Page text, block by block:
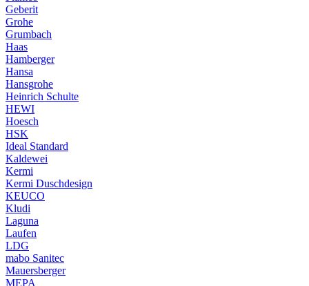
Geberit
Grohe
Grumbach
Haas
Hamberger
Hansa
Hansgrohe
Heinrich Schulte
HEWI
Hoesch
HSK
Ideal Standard
Kaldewei
Kermi
Kermi Duschdesign
KEUCO
Kludi
Laguna
Laufen
LDG
mabo Sanitec
Mauersberger
MEPA